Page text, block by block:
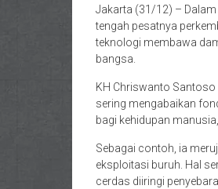
Jakarta (31/12) –
tengah pesatnya
teknologi membawa
bangsa.
KH Chriswanto
sering mengabaikan
bagi kehidupan
Sebagai contoh, ia
eksploitasi buruh. Hal
cerdas diiringi